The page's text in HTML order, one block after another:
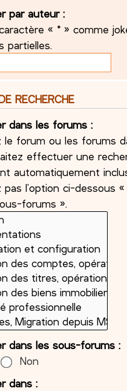
par auteur :
« * » comme
partielles.
RECHERCHE
dans les forums :
le forum ou les forums
effectuer une
automatiquement
pas l’option ci-dessous
forums ».
dans les sous-forums :
Non
dans :